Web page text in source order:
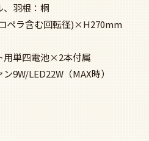
羽根：桐
ペラ含む回転径)×H270mm
単四電池×2本付属
9W/LED22W（MAX時）